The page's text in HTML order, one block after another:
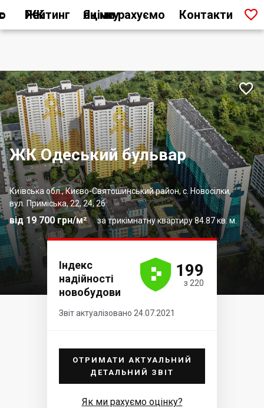
Рейтинг ЖК Як ми рахуємо оцінку Контакти 
ЖК Одеський бульвар
Київська обл., Києво-Святошинський район, с. Новосілки,
вул. Приміська, 22, 24, 26
за трикімнатну квартиру 84.87 кв. м.
від 19 700 грн/м²

Індекс
надійності
новобудови




 199
з 220
Звіт актуалізовано 24.07.2021
ОТРИМАТИ АКТУАЛЬНИЙ
ДЕТАЛЬНИЙ ЗВІТ
Як ми рахуємо оцінку?